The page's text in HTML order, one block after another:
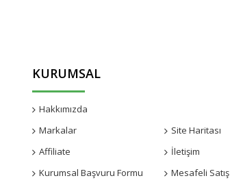
KURUMSAL
Hakkımızda
Markalar
Affiliate
Kurumsal Başvuru Formu
Site Haritası
İletişim
Mesafeli Satış